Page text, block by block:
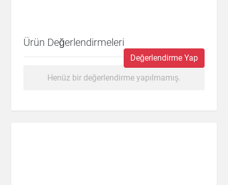
Ürün Değerlendirmeleri
Değerlendirme Yap
Henüz bir değerlendirme yapılmamış.